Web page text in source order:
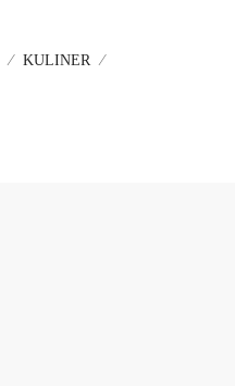
KULINER